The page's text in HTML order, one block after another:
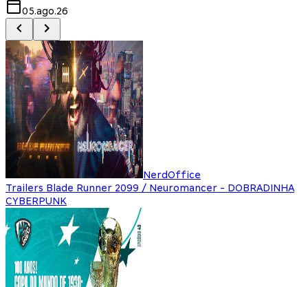
05.ago.26
NerdOffice
Trailers Blade Runner 2099 / Neuromancer - DOBRADINHA
CYBERPUNK